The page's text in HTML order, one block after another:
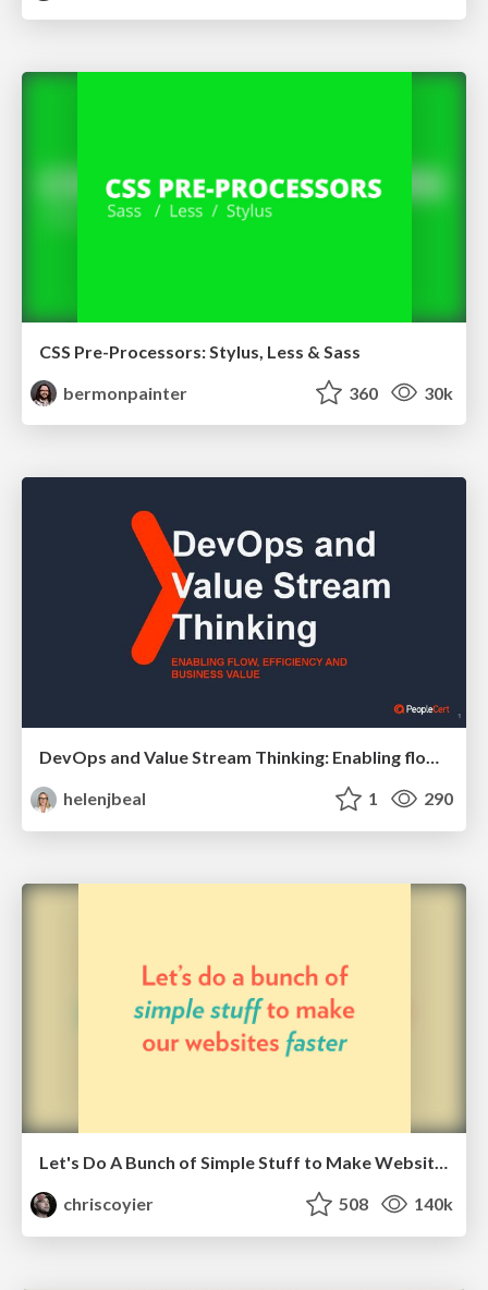
CSS Pre-Processors: Stylus, Less & Sass
bermonpainter
360 30k
DevOps and Value Stream Thinking: Enabling flow, efficiency and business value
helenjbeal
1 290
Let's Do A Bunch of Simple Stuff to Make Websites Faster
chriscoyier
508 140k